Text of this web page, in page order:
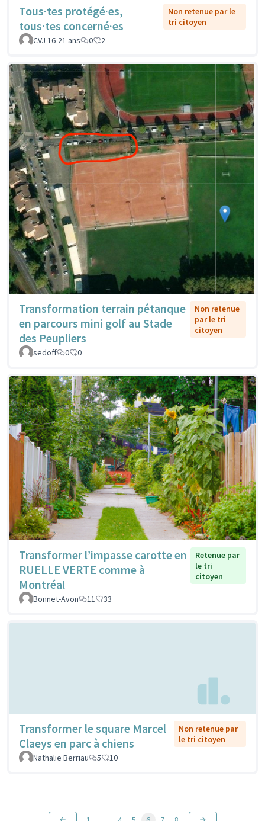
Tous·tes protégé·es,
tous·tes concerné·es
Non retenue par le
tri citoyen
CVJ 16-21 ans
0 2
Transformation terrain pétanque
en parcours mini golf au Stade
des Peupliers
Non retenue
par le tri
citoyen
sedoff 0 0
Transformer l’impasse carotte en
RUELLE VERTE comme à
Montréal
Retenue par
le tri
citoyen
Bonnet-Avon 11 33
Transformer le square Marcel
Claeys en parc à chiens
Non retenue par
le tri citoyen
Nathalie Berriau
5 10